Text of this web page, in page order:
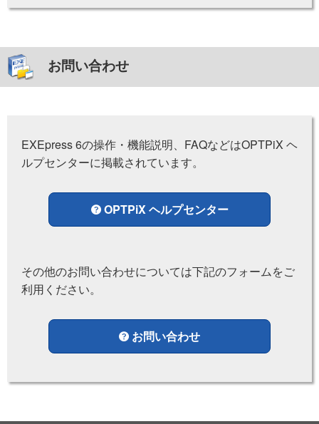
お問い合わせ
EXEpress 6の操作・機能説明、FAQなどはOPTPiX ヘ
ルプセンターに掲載されています。
OPTPiX ヘルプセンター
その他のお問い合わせについては下記のフォームをご
利用ください。
お問い合わせ